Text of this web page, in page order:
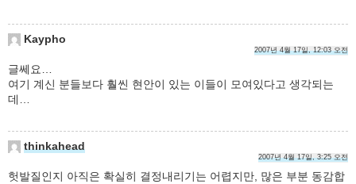
Kaypho
2007년 4월 17일, 12:03 오전
글쎄요…
여기 계신 분들보다 훨씬 현안이 있는 이들이 모여있다고 생각되는
데…
thinkahead
2007년 4월 17일, 3:25 오전
헛발질인지 아직은 확실히 결정내리기는 어렵지만, 많은 부분 동감합